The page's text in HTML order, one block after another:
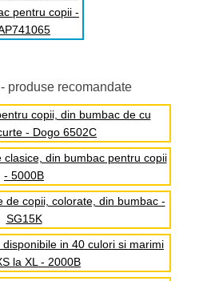
- produse recomandate